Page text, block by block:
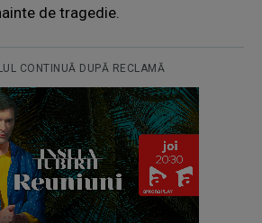
de tragedie.
CONTINUĂ DUPĂ RECLAMĂ